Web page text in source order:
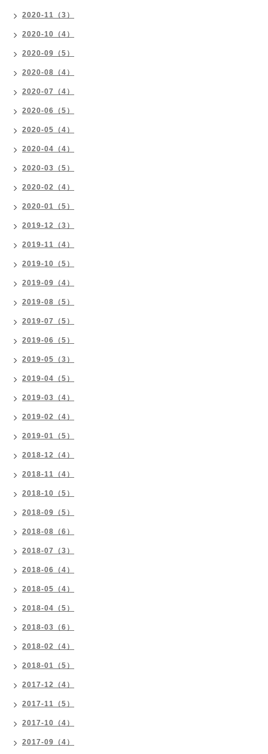
2020-11（3）
2020-10（4）
2020-09（5）
2020-08（4）
2020-07（4）
2020-06（5）
2020-05（4）
2020-04（4）
2020-03（5）
2020-02（4）
2020-01（5）
2019-12（3）
2019-11（4）
2019-10（5）
2019-09（4）
2019-08（5）
2019-07（5）
2019-06（5）
2019-05（3）
2019-04（5）
2019-03（4）
2019-02（4）
2019-01（5）
2018-12（4）
2018-11（4）
2018-10（5）
2018-09（5）
2018-08（6）
2018-07（3）
2018-06（4）
2018-05（4）
2018-04（5）
2018-03（6）
2018-02（4）
2018-01（5）
2017-12（4）
2017-11（5）
2017-10（4）
2017-09（4）